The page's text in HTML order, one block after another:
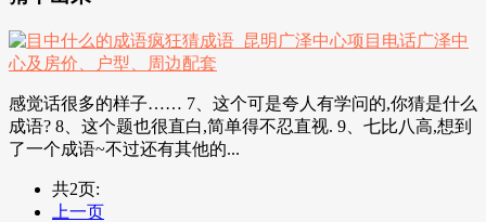
感觉话很多的样子…… 7、这个可是夸人有学问的,你猜是什么
成语? 8、这个题也很直白,简单得不忍直视. 9、七比八高,想到
了一个成语~不过还有其他的...
共2页:
上一页